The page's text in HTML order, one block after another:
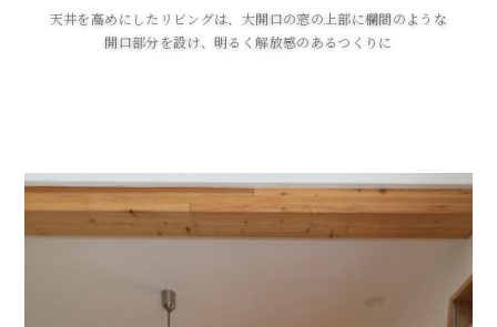
天井を高めにしたリビングは、大開口の窓の上部に欄間のような
開口部分を設け、明るく解放感のあるつくりに